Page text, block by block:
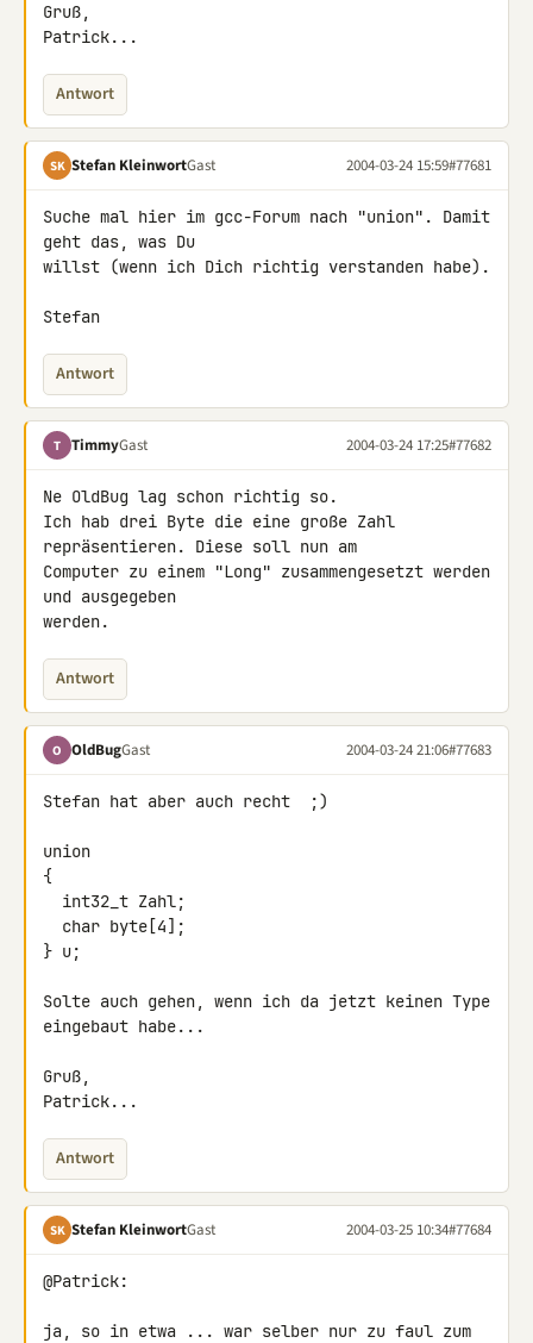
Gruß,
Patrick...
Antwort
SK Stefan KleinwortGast 2004-03-24 15:59#77681
Suche mal hier im gcc-Forum nach "union". Damit
geht das, was Du
willst (wenn ich Dich richtig verstanden habe).
Stefan
Antwort
T TimmyGast 2004-03-24 17:25#77682
Ne OldBug lag schon richtig so.
Ich hab drei Byte die eine große Zahl
repräsentieren. Diese soll nun am
Computer zu einem "Long" zusammengesetzt werden
und ausgegeben
werden.
Antwort
O OldBugGast 2004-03-24 21:06#77683
Stefan hat aber auch recht  ;)
union
{
} u;
Solte auch gehen, wenn ich da jetzt keinen Type
eingebaut habe...
Gruß,
Patrick...
Antwort
SK Stefan KleinwortGast 2004-03-25 10:34#77684
@Patrick:
ja, so in etwa ... war selber nur zu faul zum